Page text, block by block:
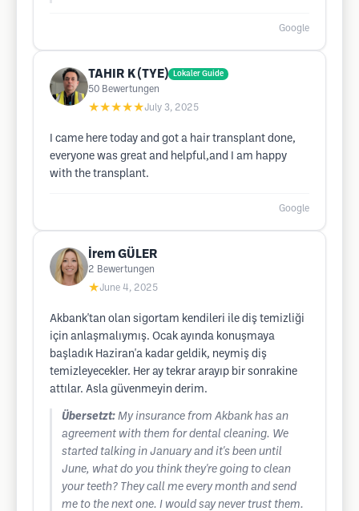
Google
TAHIR K (TYE) Lokaler Guide
50 Bewertungen
★★★★★July 3, 2025
I came here today and got a hair transplant done,
everyone was great and helpful,and I am happy
with the transplant.
Google
İrem GÜLER
2 Bewertungen
★June 4, 2025
Akbank'tan olan sigortam kendileri ile diş temizliği
için anlaşmalıymış. Ocak ayında konuşmaya
başladık Haziran'a kadar geldik, neymiş diş
temizleyecekler. Her ay tekrar arayıp bir sonrakine
attılar. Asla güvenmeyin derim.
Übersetzt: My insurance from Akbank has an
agreement with them for dental cleaning. We
started talking in January and it's been until
June, what do you think they're going to clean
your teeth? They call me every month and send
me to the next one. I would say never trust them.